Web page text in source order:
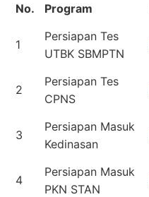
No. Program
1
Persiapan Tes
UTBK SBMPTN
2
Persiapan Tes
CPNS
3
Persiapan Masuk
Kedinasan
4
Persiapan Masuk
PKN STAN